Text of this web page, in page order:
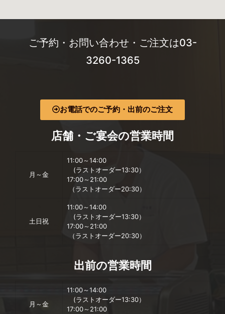
ご予約・お問い合わせ・ご注文は03-
3260-1365
お電話でのご予約・出前のご注文
店舗・ご宴会の営業時間
月～金
11:00～14:00
(ラストオーダー13:30）
17:00～21:00
（ラストオーダー20:30）
土日祝
11:00～14:00
(ラストオーダー13:30）
17:00～21:00
（ラストオーダー20:30）
出前の営業時間
月～金
11:00～14:00
(ラストオーダー13:30）
17:00～21:00